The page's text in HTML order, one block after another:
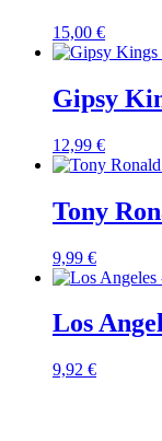
15,00 €
Gipsy
12,99 €
Tony
9,99 €
Los
9,92 €